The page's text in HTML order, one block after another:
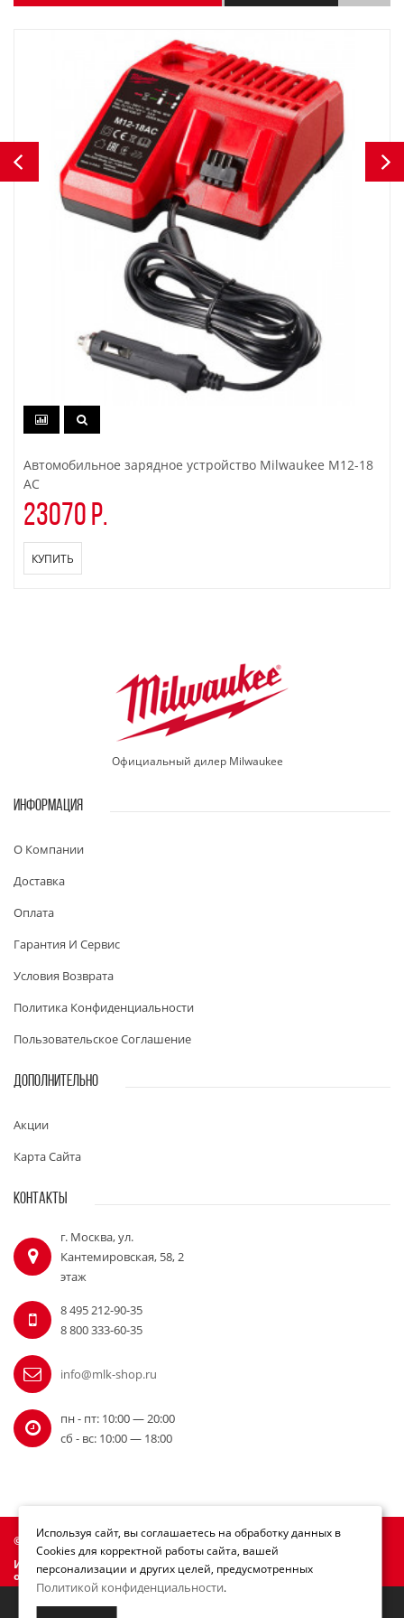
Автомобильное зарядное устройство Milwaukee M12-18
AC
23070 р.
КУПИТЬ
Мы переезжаем! С 21 июля магазин будет
Официальный дилер Milwaukee
ИНФОРМАЦИЯ
О Компании
Доставка
Оплата
Гарантия И Сервис
Условия Возврата
Политика Конфиденциальности
Пользовательское Соглашение
ДОПОЛНИТЕЛЬНО
Акции
Карта Сайта
КОНТАКТЫ
г. Москва, ул.
Кантемировская, 58, 2
этаж
8 495 212-90-35
8 800 333-60-35
info@mlk-shop.ru
пн - пт: 10:00 — 20:00
сб - вс: 10:00 — 18:00
© Официальный дилер Milwaukee 2010 - 2026
Информация на сайте mlk-shop.ru не является публичной
офертой.
Используя сайт, вы соглашаетесь на обработку данных в
Cookies для корректной работы сайта, вашей
персонализации и других целей, предусмотренных
Политикой конфиденциальности.